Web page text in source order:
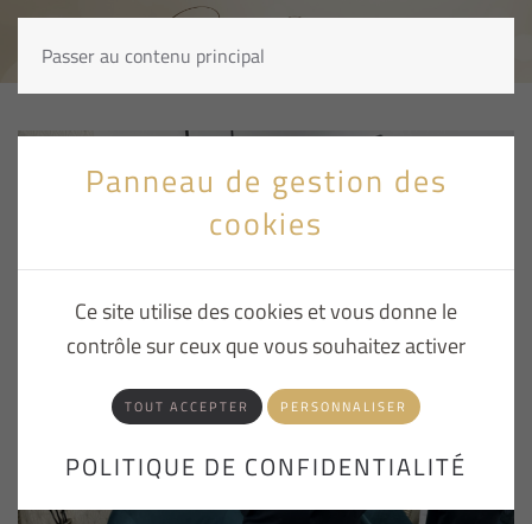
Panneau de gestion des
cookies
Ce site utilise des cookies et vous donne le
contrôle sur ceux que vous souhaitez activer
TOUT ACCEPTER PERSONNALISER
POLITIQUE DE CONFIDENTIALITÉ
Passer au contenu principal